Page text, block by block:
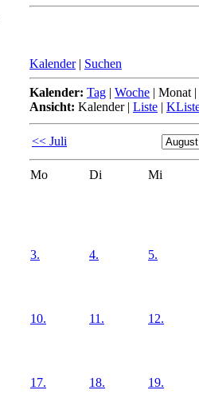
Kalender | Suchen
Kalender: Tag | Woche | Monat |
Ansicht: Kalender| Liste |
<< Juli
Mo Di Mi
3. 4. 5.
10. 11. 12.
17. 18. 19.